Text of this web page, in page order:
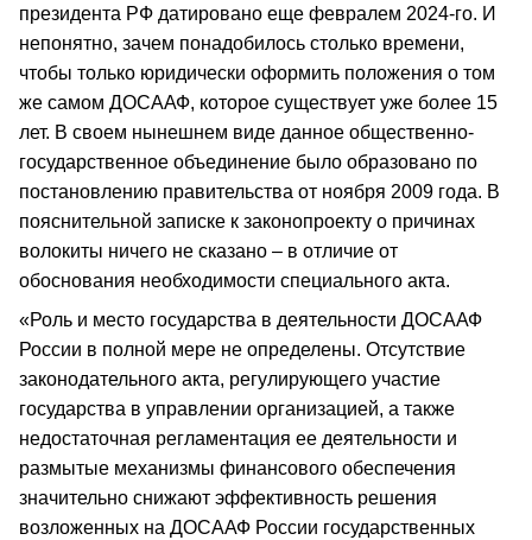
президента РФ датировано еще февралем 2024-го. И
непонятно, зачем понадобилось столько времени,
чтобы только юридически оформить положения о том
же самом ДОСААФ, которое существует уже более 15
лет. В своем нынешнем виде данное общественно-
государственное объединение было образовано по
постановлению правительства от ноября 2009 года. В
пояснительной записке к законопроекту о причинах
волокиты ничего не сказано – в отличие от
обоснования необходимости специального акта.
«Роль и место государства в деятельности ДОСААФ
России в полной мере не определены. Отсутствие
законодательного акта, регулирующего участие
государства в управлении организацией, а также
недостаточная регламентация ее деятельности и
размытые механизмы финансового обеспечения
значительно снижают эффективность решения
возложенных на ДОСААФ России государственных